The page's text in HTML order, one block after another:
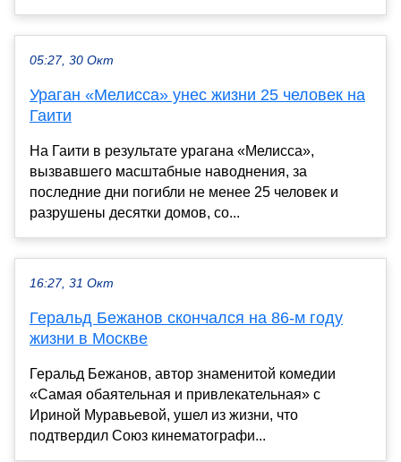
05:27, 30 Окт
Ураган «Мелисса» унес жизни 25 человек на
Гаити
На Гаити в результате урагана «Мелисса»,
вызвавшего масштабные наводнения, за
последние дни погибли не менее 25 человек и
разрушены десятки домов, со...
16:27, 31 Окт
Геральд Бежанов скончался на 86-м году
жизни в Москве
Геральд Бежанов, автор знаменитой комедии
«Самая обаятельная и привлекательная» с
Ириной Муравьевой, ушел из жизни, что
подтвердил Союз кинематографи...